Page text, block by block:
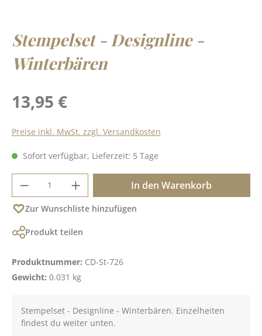
Stempelset - Designline -
Winterbären
Regulärer Preis:
13,95 €
Preise inkl. MwSt. zzgl. Versandkosten
Sofort verfügbar, Lieferzeit: 5 Tage
Produkt Anzahl: Gib den gewünschten
In den Warenkorb
Zur Wunschliste hinzufügen
Produkt teilen
Produktnummer: CD-St-726
Gewicht: 0.031 kg
Stempelset - Designline - Winterbären. Einzelheiten
findest du weiter unten.